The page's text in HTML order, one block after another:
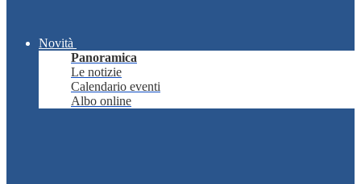
Novità
Panoramica
Le notizie
Calendario eventi
Albo online